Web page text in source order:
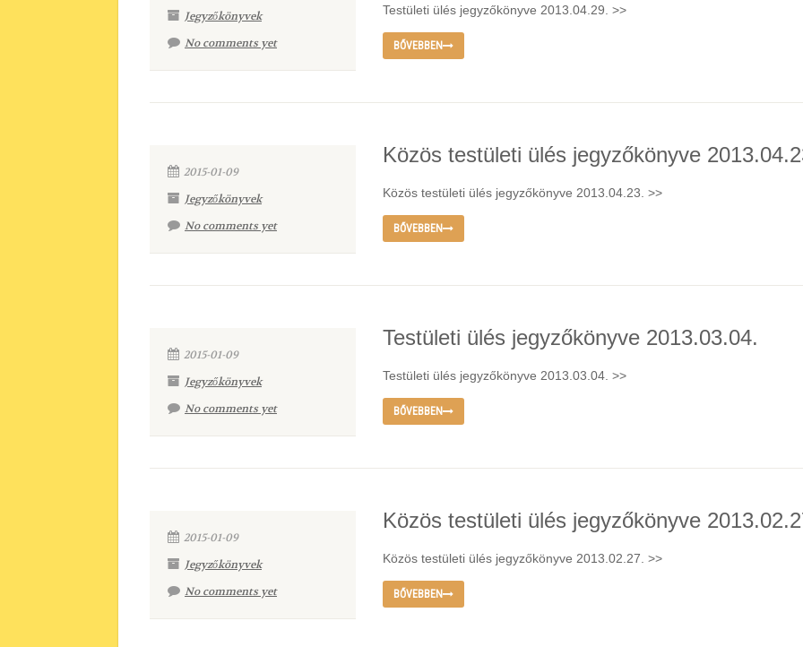
Jegyzőkönyvek
No comments yet
Testületi ülés jegyzőkönyve 2013.04.29. >>
BŐVEBBEN
2015-01-09
Jegyzőkönyvek
No comments yet
Közös testületi ülés jegyzőkönyve
Közös testületi ülés jegyzőkönyve 2013.04.23. >>
BŐVEBBEN
2015-01-09
Jegyzőkönyvek
No comments yet
Testületi ülés jegyzőkönyve 2013.03.04.
Testületi ülés jegyzőkönyve 2013.03.04. >>
BŐVEBBEN
2015-01-09
Jegyzőkönyvek
No comments yet
Közös testületi ülés jegyzőkönyve
Közös testületi ülés jegyzőkönyve 2013.02.27. >>
BŐVEBBEN